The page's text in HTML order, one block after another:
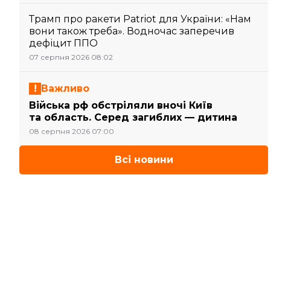
Трамп про ракети Patriot для України: «Нам
вони також треба». Водночас заперечив
дефіцит ППО
07 серпня 2026 08:02
Важливо
Війська рф обстріляли вночі Київ
та область. Серед загиблих — дитина
08 серпня 2026 07:00
Всі новини